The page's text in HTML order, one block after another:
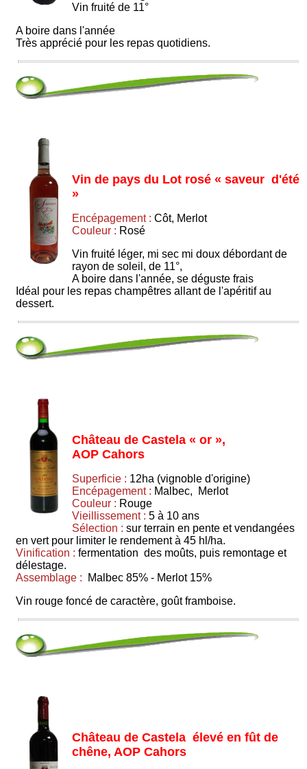
Vin fruité de 11°
A boire dans l'année
Très apprécié pour les repas quotidiens.
Vin de pays du Lot rosé « saveur d'été
»
Encépagement : Côt, Merlot
Couleur : Rosé
Vin fruité léger, mi sec mi doux débordant de
rayon de soleil, de 11°,
A boire dans l'année, se déguste frais
Idéal pour les repas champêtres allant de l'apéritif au
dessert.
Château de Castela « or »,
AOP Cahors
Superficie : 12ha (vignoble d'origine)
Encépagement : Malbec, Merlot
Couleur : Rouge
Vieillissement : 5 à 10 ans
Sélection : sur terrain en pente et vendangées
en vert pour limiter le rendement à 45 hl/ha.
Vinification : fermentation des moûts, puis remontage et
délestage.
Assemblage : Malbec 85% - Merlot 15%
Vin rouge foncé de caractère, goût framboise.
Château de Castela élevé en fût de
chêne, AOP Cahors